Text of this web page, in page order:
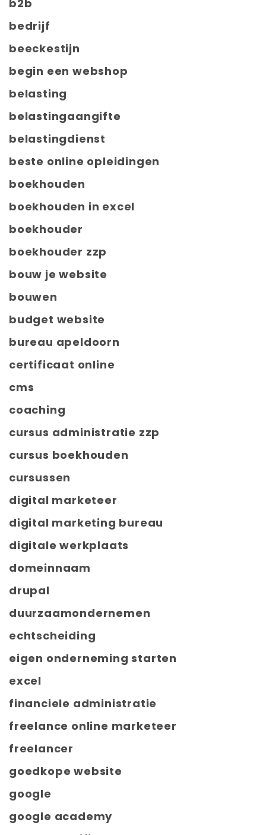
b2b
bedrijf
beeckestijn
begin een webshop
belasting
belastingaangifte
belastingdienst
beste online opleidingen
boekhouden
boekhouden in excel
boekhouder
boekhouder zzp
bouw je website
bouwen
budget website
bureau apeldoorn
certificaat online
cms
coaching
cursus administratie zzp
cursus boekhouden
cursussen
digital marketeer
digital marketing bureau
digitale werkplaats
domeinnaam
drupal
duurzaamondernemen
echtscheiding
eigen onderneming starten
excel
financiele administratie
freelance online marketeer
freelancer
goedkope website
google
google academy